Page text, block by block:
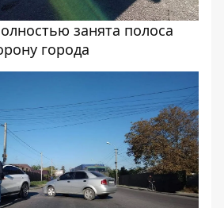
занята полоса
города